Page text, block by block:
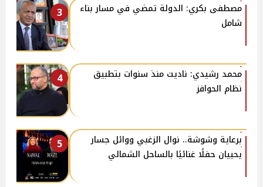
3
مصطفى بكري: الدولة تمضي في مسار بناء
شامل
4
محمد رشيدي: ناديت منذ سنوات بتطبيق
نظام الحوافز
5
برعاية وشوشة.. نوال الزغبي ووائل جسار
يحييان حفلًا غنائيًا بالساحل الشمالي